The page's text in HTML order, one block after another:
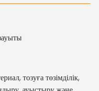
тозуға төзімділік,